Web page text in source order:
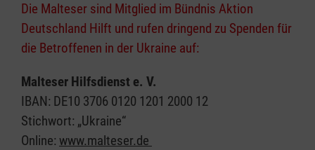
Die Malteser sind Mitglied im Bündnis Aktion
Deutschland Hilft und rufen dringend zu Spenden für
die Betroffenen in der Ukraine auf:
Malteser Hilfsdienst e. V.
IBAN: DE10 3706 0120 1201 2000 12
Stichwort: „Ukraine“
Online: www.malteser.de